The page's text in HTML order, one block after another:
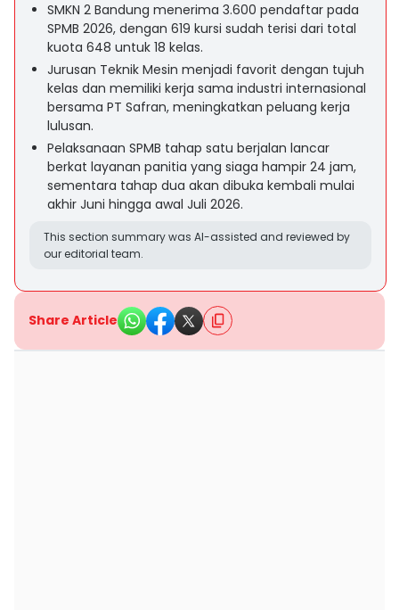
SMKN 2 Bandung menerima 3.600 pendaftar pada
SPMB 2026, dengan 619 kursi sudah terisi dari total
kuota 648 untuk 18 kelas.
Jurusan Teknik Mesin menjadi favorit dengan tujuh
kelas dan memiliki kerja sama industri internasional
bersama PT Safran, meningkatkan peluang kerja
lulusan.
Pelaksanaan SPMB tahap satu berjalan lancar
berkat layanan panitia yang siaga hampir 24 jam,
sementara tahap dua akan dibuka kembali mulai
akhir Juni hingga awal Juli 2026.
This section summary was AI-assisted and reviewed by
our editorial team.
Share Article